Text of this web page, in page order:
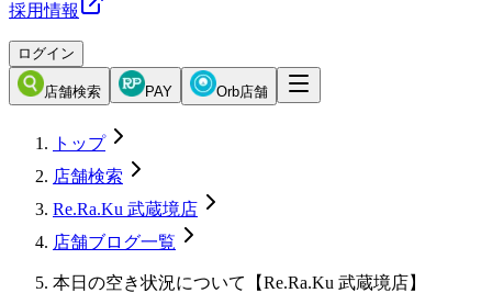
採用情報
ログイン
店舗検索 PAY Orb店舗
トップ
店舗検索
Re.Ra.Ku 武蔵境店
店舗ブログ一覧
本日の空き状況について【Re.Ra.Ku 武蔵境店】